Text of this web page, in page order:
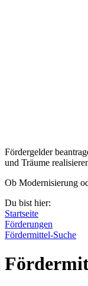
Fördergelder
und Träume
Ob Modernisierung
Du bist hier:
Startseite
Förderungen
Fördermittel-Suche